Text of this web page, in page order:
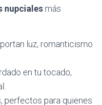
nupciales más
luz, romanticismo
en tu tocado,
perfectos para quienes